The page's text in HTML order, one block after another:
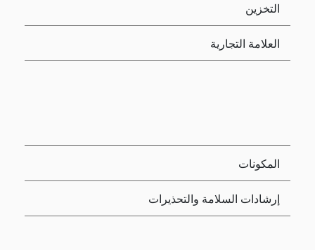
التخزين
العلامة التجارية
المكونات
إرشادات السلامة والتحذيرات